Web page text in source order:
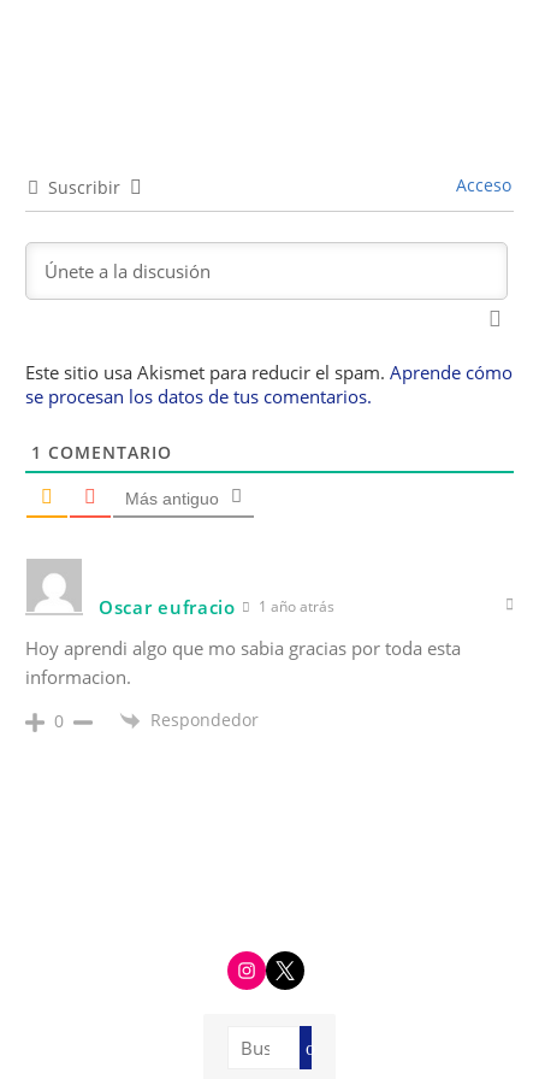
Suscribir Acceso
Este sitio usa Akismet para reducir el spam. Aprende cómo
se procesan los datos de tus comentarios.
1 COMENTARIO
Más antiguo
Oscar eufracio 1 año atrás
Hoy aprendi algo que mo sabia gracias por toda esta
informacion.
0 Respondedor
i
n
s
r
t
w
i
Buscar:
Buscar